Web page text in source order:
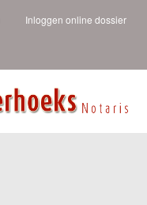
Inloggen online dossier